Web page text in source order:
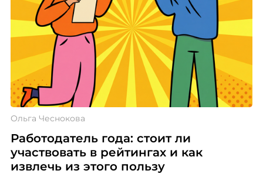
Ольга Чеснокова
Работодатель года: стоит ли
участвовать в рейтингах и как
извлечь из этого пользу